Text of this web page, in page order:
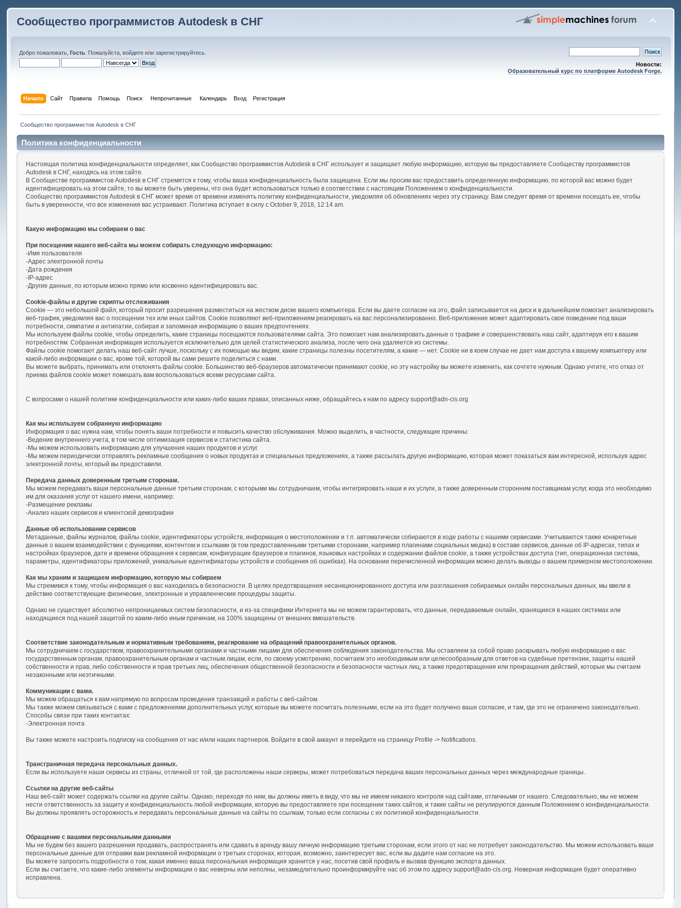
Сообщество программистов Autodesk в СНГ
Добро пожаловать,Гость . Пожалуйста,войдите илизарегистрируйтесь
Новости:
Образовательный курс по платформе Autodesk Forge.
Начало Сайт Правила Помощь Поиск Непрочитанные Календарь Вход Регистрация
Сообщество программистов Autodesk в СНГ
Политика конфиденциальности
Настоящая политика конфиденциальности определяет, как Сообщество программистов Autodesk в СНГ использует и защищает любую информацию, которую вы предоставляете Сообществу программистов
Autodesk в СНГ, находясь на этом сайте.
В Сообществе программистов Autodesk в СНГ стремятся к тому, чтобы ваша конфиденциальность была защищена. Если мы просим вас предоставить определенную информацию, по которой вас можно будет
идентифицировать на этом сайте, то вы можете быть уверены, что она будет использоваться только в соответствии с настоящим Положением о конфиденциальности.
Сообщество программистов Autodesk в СНГ может время от времени изменять политику конфиденциальности, уведомляя об обновлениях через эту страницу. Вам следует время от времени посещать ее, чтобы
быть в уверенности, что все изменения вас устраивают. Политика вступает в силу с October 9, 2018, 12:14 am.
Какую информацию мы собираем о вас
При посещении нашего веб-сайта мы можем собирать следующую информацию:
-Имя пользователя
-Адрес электронной почты
-Дата рождения
-IP-адрес
-Другие данные, по которым можно прямо или косвенно идентифицировать вас.
Cookie-файлы и другие скрипты отслеживания
Cookie — это небольшой файл, который просит разрешения размеcтиться на жестком диске вашего компьютера. Если вы даете согласие на это, файл записывается на диск и в дальнейшем помогает анализировать
веб-трафик, уведомляя вас о посещении тех или иных сайтов. Cookie позволяют веб-приложениям реагировать на вас персонализированно. Веб-приложение может адаптировать свое поведение под ваши
потребности, симпатии и антипатии, собирая и запоминая информацию о ваших предпочтениях.
Мы используем файлы cookie, чтобы определить, какие страницы посещаются пользователями сайта. Это помогает нам анализировать данные о трафике и совершенствовать наш сайт, адаптируя его к вашим
потребностям. Собранная информация используется исключительно для целей статистического анализа, после чего она удаляется из системы.
Файлы cookie помогают делать наш веб-сайт лучше, поскольку с их помощью мы видим, какие страницы полезны посетителям, а какие — нет. Cookie ни в коем случае не дает нам доступа к вашему компьютеру или
какой-либо информации о вас, кроме той, которой вы сами решите поделиться с нами.
Вы можете выбрать, принимать или отклонять файлы cookie. Большинство веб-браузеров автоматически принимают cookie, но эту настройку вы можете изменить, как сочтете нужным. Однако учтите, что отказ от
приема файлов cookie может помешать вам воспользоваться всеми ресурсами сайта.
С вопросами о нашей политике конфиденциальности или каких-либо ваших правах, описанных ниже, обращайтесь к нам по адресу support@adn-cis.org
Как мы используем собранную информацию
Информация о вас нужна нам, чтобы понять ваши потребности и повысить качество обслуживания. Можно выделить, в частности, следующие причины:
-Ведение внутреннего учета, в том числе оптимизация сервисов и статистика сайта.
-Мы можем использовать информацию для улучшения наших продуктов и услуг.
-Мы можем периодически отправлять рекламные сообщения о новых продуктах и специальных предложениях, а также рассылать другую информацию, которая может показаться вам интересной, используя адрес
электронной почты, который вы предоставили.
Передача данных доверенным третьим сторонам.
Мы можем передавать ваши персональные данные третьим сторонам, с которыми мы сотрудничаем, чтобы интегрировать наши и их услуги, а также доверенным сторонним поставщикам услуг, когда это необходимо
им для оказания услуг от нашего имени, например:
-Размещение рекламы
-Анализ наших сервисов и клиентской демографии
Данные об использовании сервисов
Метаданные, файлы журналов, файлы cookie, идентификаторы устройств, информация о местоположении и т.п. автоматически собираются в ходе работы с нашими сервисами. Учитываются также конкретные
данные о вашем взаимодействии с функциями, контентом и ссылками (в том предоставленными третьими сторонами, например плагинами социальных медиа) в составе сервисов, данные об IP-адресах, типах и
настройках браузеров, дате и времени обращения к сервисам, конфигурации браузеров и плагинов, языковых настройках и содержании файлов cookie, а также устройствах доступа (тип, операционная система,
параметры, идентификаторы приложений, уникальные идентификаторы устройств и сообщения об ошибках). На основании перечисленной информации можно делать выводы о вашем примерном местоположении.
Как мы храним и защищаем информацию, которую мы собираем
Мы стремимся к тому, чтобы информация о вас находилась в безопасности. В целях предотвращения несанкционированного доступа или разглашения собираемых онлайн персональных данных, мы ввели в
действие соответствующие физические, электронные и управленческие процедуры защиты.
Однако не существует абсолютно непроницаемых систем безопасности, и из-за специфики Интернета мы не можем гарантировать, что данные, передаваемые онлайн, хранящиеся в наших системах или
находящиеся под нашей защитой по каким-либо иным причинам, на 100% защищены от внешних вмешательств.
Соответствие законодательным и нормативным требованиям, реагирование на обращений правоохранительных органов.
Мы сотрудничаем с государством, правоохранительными органами и частными лицами для обеспечения соблюдения законодательства. Мы оставляем за собой право раскрывать любую информацию о вас
государственным органам, правоохранительным органам и частным лицам, если, по своему усмотрению, посчитаем это необходимым или целесообразным для ответов на судебные претензии, защиты нашей
собственности и прав, либо собственности и прав третьих лиц, обеспечения общественной безопасности и безопасности частных лиц, а также предотвращения или прекращения действий, которые мы считаем
незаконными или неэтичными.
Коммуникации с вами.
Мы можем обращаться к вам напрямую по вопросам проведения транзакций и работы с веб-сайтом.
Мы также можем связываться с вами с предложениями дополнительных услуг, которые вы можете посчитать полезными, если на это будет получено ваше согласие, и там, где это не ограничено законодательно.
Способы связи при таких контактах:
-Электронная почта
Вы также можете настроить подписку на сообщения от нас и/или наших партнеров. Войдите в свой аккаунт и перейдите на страницу Profile -> Notifications.
Трансграничная передача персональных данных.
Если вы используете наши сервисы из страны, отличной от той, где расположены наши серверы, может потребоваться передача ваших персональных данных через международные границы.
Ссылки на другие веб-сайты
Наш веб-сайт может содержать ссылки на другие сайты. Однако, переходя по ним, вы должны иметь в виду, что мы не имеем никакого контроля над сайтами, отличными от нашего. Следовательно, мы не можем
нести ответственность за защиту и конфиденциальность любой информации, которую вы предоставляете при посещении таких сайтов, и такие сайты не регулируются данным Положением о конфиденциальности.
Вы должны проявлять осторожность и передавать персональные данные на сайты по ссылкам, только если согласны с их политикой конфиденциальности.
Обращение с вашими персональными данными
Мы не будем без вашего разрешения продавать, распространять или сдавать в аренду вашу личную информацию третьим сторонам, если этого от нас не потребует законодательство. Мы можем использовать ваши
персональные данные для отправки вам рекламной информации о третьих сторонах, которая, возможно, заинтересует вас, если вы дадите нам согласие на это.
Вы можете запросить подробности о том, какая именно ваша персональная информация хранится у нас, посетив свой профиль и вызвав функцию экспорта данных.
Если вы считаете, что какие-либо элементы информации о вас неверны или неполны, незамедлительно проинформируйте нас об этом по адресу support@adn-cis.org. Неверная информация будет оперативно
исправлена.